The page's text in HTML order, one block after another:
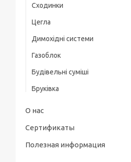
Сходинки
Цегла
Димохідні системи
Газоблок
Будівельні суміші
Бруківка
О нас
Сертификаты
Полезная информация